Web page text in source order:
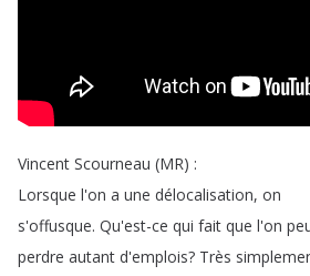
Vincent Scourneau (MR) :
Lorsque l'on a une délocalisation, on
s'offusque. Qu'est-ce qui fait que l'on
perdre autant d'emplois? Très